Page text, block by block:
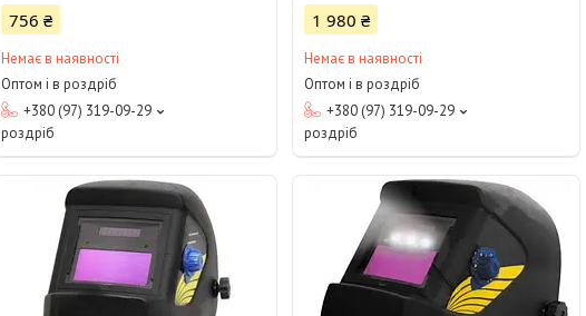
756 ₴
Немає в наявності
Оптом і в роздріб
+380 (97) 319-09-29
роздріб
1 980 ₴
Немає в наявності
Оптом і в роздріб
+380 (97) 319-09-29
роздріб